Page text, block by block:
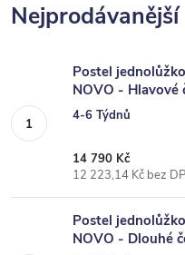
Nejprodávanější
Postel
NOVO - Hlavové
4-6 Týdnů
14 790 Kč
12 223,14 Kč bez
Postel
NOVO - Dlouhé